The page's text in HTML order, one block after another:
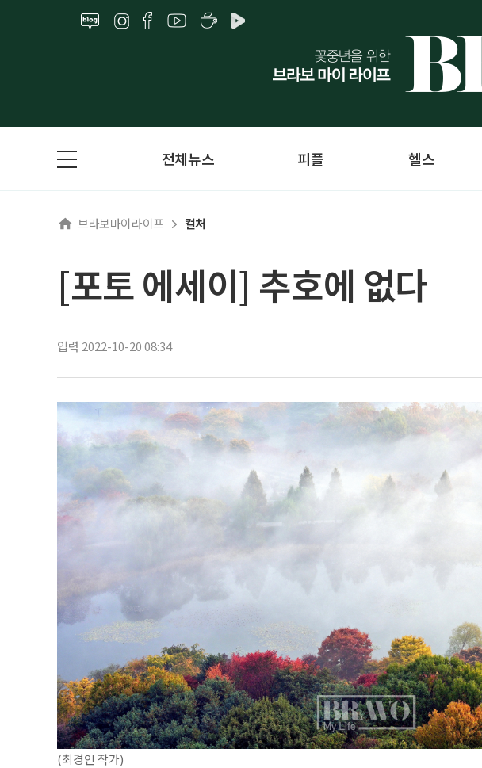
전체뉴스 피플 헬스
브라보마이라이프 컬처
[포토 에세이] 추호에 없다
입력 2022-10-20 08:34
(최경인 작가)